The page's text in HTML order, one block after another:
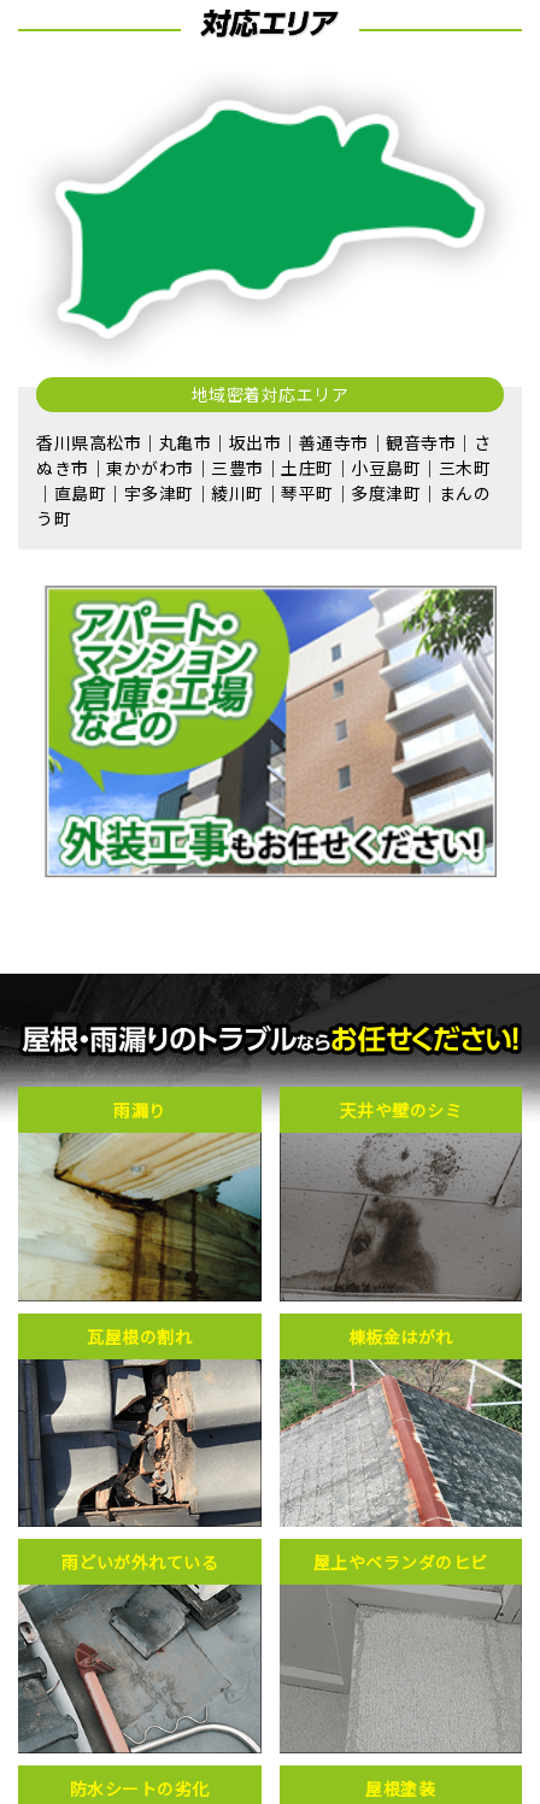
地域密着対応エリア
香川県高松市｜丸亀市｜坂出市｜善通寺市｜観音寺市｜さ
ぬき市｜東かがわ市｜三豊市｜土庄町｜小豆島町｜三木町
｜直島町｜宇多津町｜綾川町｜琴平町｜多度津町｜まんの
う町
雨漏り 天井や壁のシミ
瓦屋根の割れ 棟板金はがれ
雨どいが外れている 屋上やベランダのヒビ
防水シートの劣化 屋根塗装